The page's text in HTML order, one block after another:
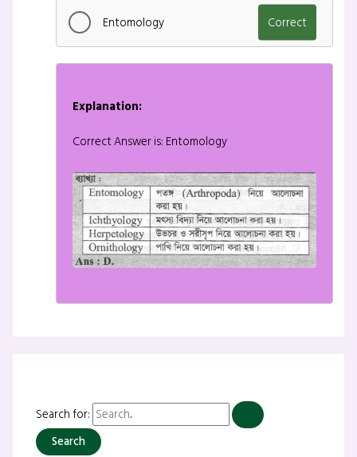
Entomology Correct
Explanation:
Correct Answer is: Entomology
Search for: